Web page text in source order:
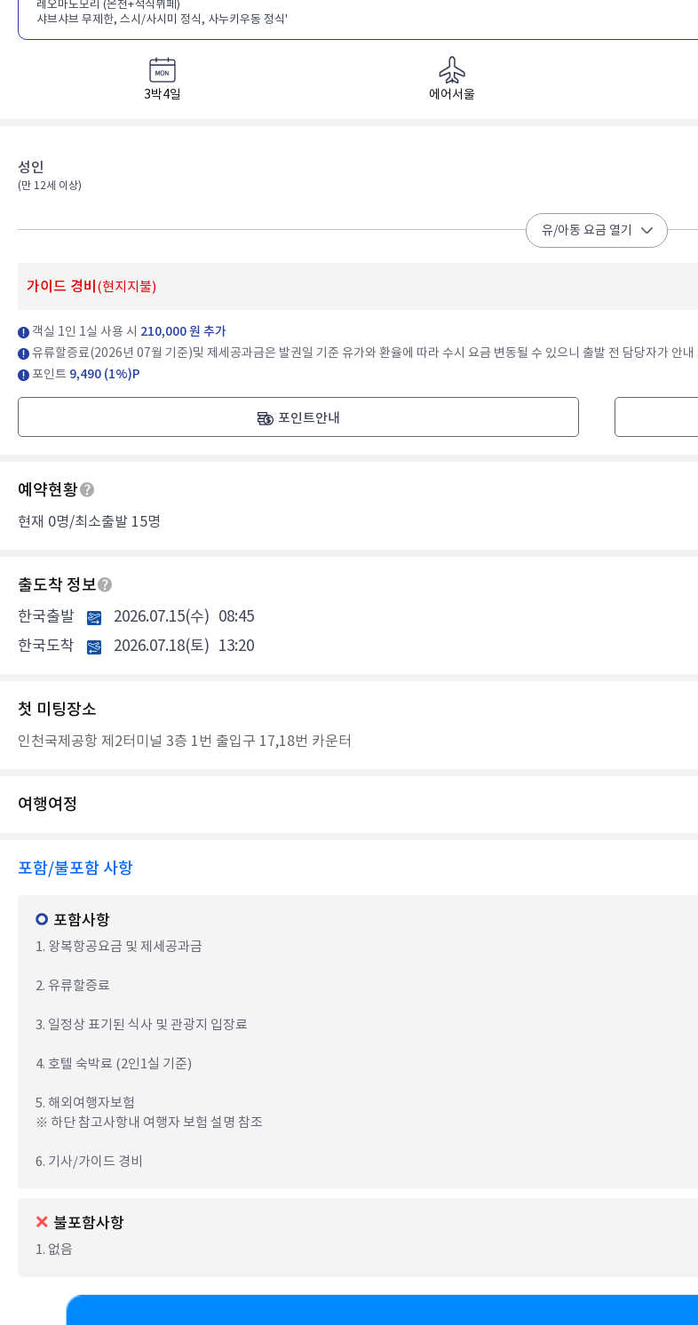
레오마노모리 (온천+석식뷔페)
샤브샤브 무제한, 스시/사시미 정식, 사누키우동 정식'
3박4일 에어서울
성인
(만 12세 이상)​
유/아동 요금 열기
가이드 경비 (현지지불)
객실 1인 1실 사용 시 210,000 원 추가
유류할증료(2026년 07월 기준)및 제세공과금은 발권일 기준 유가와 환율에 따라 수시 요금 변동될 수 있으니 출발 전 담당자가 안내
포인트 9,490 (1%)P
포인트안내
예약현황
현재 0명/최소출발 15명
출도착 정보
한국출발 2026.07.15(수) 08:45
한국도착
2026.07.18(토) 13:20
첫 미팅장소
인천국제공항 제2터미널 3층 1번 출입구 17,18번 카운터
여행여정
포함/불포함 사항
포함사항
1. 왕복항공요금 및 제세공과금
2. 유류할증료
3. 일정상 표기된 식사 및 관광지 입장료
4. 호텔 숙박료 (2인1실 기준)
5. 해외여행자보험
※ 하단 참고사항내 여행자 보험 설명 참조
6. 기사/가이드 경비
불포함사항
1. 없음